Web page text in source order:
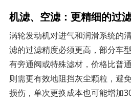
机滤、空滤：更精细的过
涡轮发动机对进气和润滑系统的
滤的过滤精度必须更高，部分车
有旁通阀或特殊滤材，价格比普
则需更有效地阻挡灰尘颗粒，避
损伤，单次更换成本也可能增加